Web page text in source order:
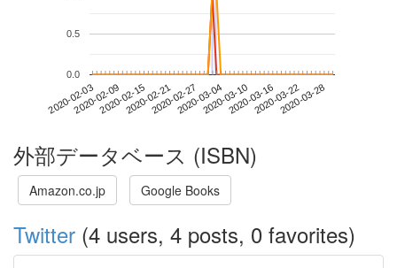
2020-02-032020-02-092020-02-152020-02-212020-02-272020-03-042020-03-102020-03-162020-03-222020-03-28
0.0
0.5
外部データベース (ISBN)
Amazon.co.jp Google Books
Twitter (4 users, 4 posts, 0 favorites)